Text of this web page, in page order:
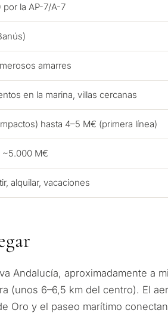
la AP-7/A-7
amarres
en la marina, villas cercanas
hasta 4–5 M€ (primera línea)
~5.000 M€
alquilar, vacaciones
Andalucía, aproximadamente a
(unos 6–6,5 km del centro). El
Oro y el paseo marítimo